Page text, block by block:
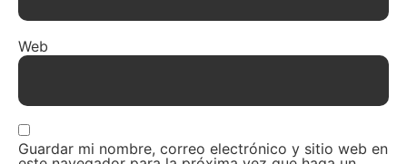
Web
Guardar mi nombre, correo electrónico y sitio web en